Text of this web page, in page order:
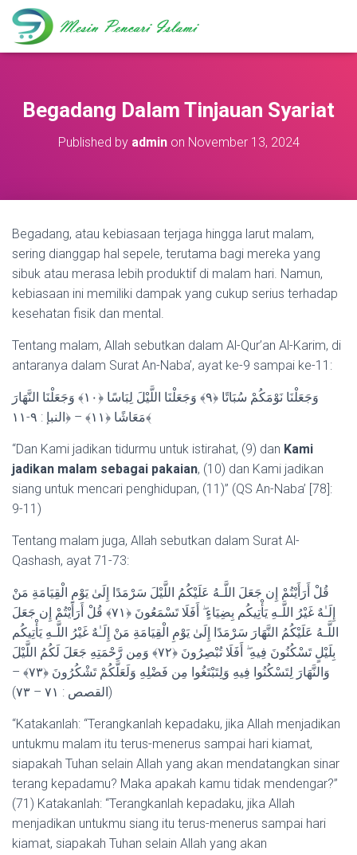
Begadang Dalam Tinjauan Syariat
Published by adminon November 13, 2024
Begadang, atau kebiasaan terjaga hingga larut malam,
sering dianggap hal sepele, terutama bagi mereka yang
sibuk atau merasa lebih produktif di malam hari. Namun,
kebiasaan ini memiliki dampak yang cukup serius terhadap
kesehatan fisik dan mental.
Tentang malam, Allah sebutkan dalam Al-Qur’an Al-Karim, di
antaranya dalam Surat An-Naba’, ayat ke-9 sampai ke-11:
وَجَعَلْنَا نَوْمَكُمْ سُبَاتًا ﴿٩﴾ وَجَعَلْنَا اللَّيْلَ لِبَاسًا ﴿١٠﴾ وَجَعَلْنَا النَّهَارَ‌
مَعَاشًا ﴿١١﴾ – ﴿النبإ : ٩-١١﴾
“Dan Kami jadikan tidurmu untuk istirahat, (9) dan Kami
jadikan malam sebagai pakaian, (10) dan Kami jadikan
siang untuk mencari penghidupan, (11)” (QS An-Naba’ [78]:
9-11)
Tentang malam juga, Allah sebutkan dalam Surat Al-
Qashash, ayat 71-73:
قُلْ أَرَ‌أَيْتُمْ إِن جَعَلَ اللَّـهُ عَلَيْكُمُ اللَّيْلَ سَرْ‌مَدًا إِلَىٰ يَوْمِ الْقِيَامَةِ مَنْ
إِلَـٰهٌ غَيْرُ‌ اللَّـهِ يَأْتِيكُم بِضِيَاءٍ ۖ أَفَلَا تَسْمَعُونَ ﴿٧١﴾ قُلْ أَرَ‌أَيْتُمْ إِن جَعَلَ
اللَّـهُ عَلَيْكُمُ النَّهَارَ‌ سَرْ‌مَدًا إِلَىٰ يَوْمِ الْقِيَامَةِ مَنْ إِلَـٰهٌ غَيْرُ‌ اللَّـهِ يَأْتِيكُم
بِلَيْلٍ تَسْكُنُونَ فِيهِ ۖ أَفَلَا تُبْصِرُ‌ونَ ﴿٧٢﴾ وَمِن رَّ‌حْمَتِهِ جَعَلَ لَكُمُ اللَّيْلَ
وَالنَّهَارَ‌ لِتَسْكُنُوا فِيهِ وَلِتَبْتَغُوا مِن فَضْلِهِ وَلَعَلَّكُمْ تَشْكُرُ‌ونَ ﴿٧٣﴾ –
(القصص : ٧١ – ٧٣)
“Katakanlah: “Terangkanlah kepadaku, jika Allah menjadikan
untukmu malam itu terus-menerus sampai hari kiamat,
siapakah Tuhan selain Allah yang akan mendatangkan sinar
terang kepadamu? Maka apakah kamu tidak mendengar?”
(71) Katakanlah: “Terangkanlah kepadaku, jika Allah
menjadikan untukmu siang itu terus-menerus sampai hari
kiamat, siapakah Tuhan selain Allah yang akan